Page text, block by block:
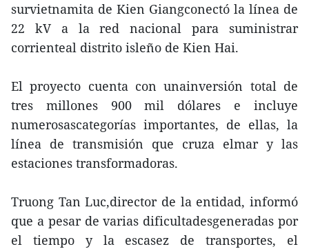
survietnamita de Kien Giangconectó la línea de
22 kV a la red nacional para suministrar
corrienteal distrito isleño de Kien Hai.
El proyecto cuenta con unainversión total de
tres millones 900 mil dólares e incluye
numerosascategorías importantes, de ellas, la
línea de transmisión que cruza elmar y las
estaciones transformadoras.
Truong Tan Luc,director de la entidad, informó
que a pesar de varias dificultadesgeneradas por
el tiempo y la escasez de transportes, el